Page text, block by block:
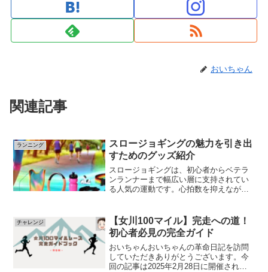
おいちゃん
関連記事
ランニング
スロージョギングの魅力を引き出
すためのグッズ紹介
スロージョギングは、初心者からベテラ
ンランナーまで幅広い層に支持されてい
る人気の運動です。心拍数を抑えなが
し、スロージョギングをより快適に楽し
むためには、適切なグッズを...
チャレンジ
【女川100マイル】完走への道！
初心者必見の完全ガイド
おいちゃんおいちゃんの革命日記を訪問
していただきありがとうございます。今
回の記事は2025年2月28日に開催される